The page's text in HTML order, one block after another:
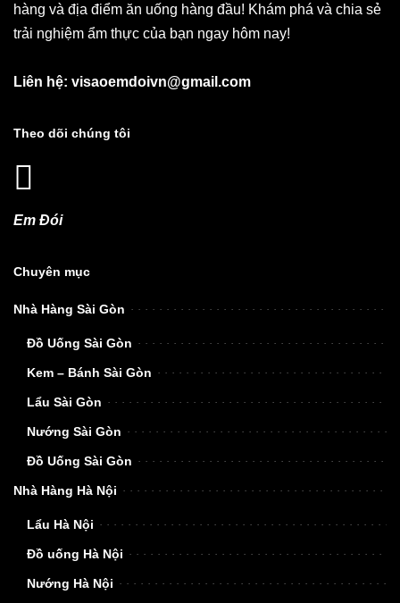
hàng và địa điểm ăn uống hàng đầu! Khám phá và chia sẻ
trải nghiệm ẩm thực của bạn ngay hôm nay!
Liên hệ: visaoemdoivn@gmail.com
Theo dõi chúng tôi
Em Đói
Chuyên mục
Nhà Hàng Sài Gòn
Đồ Uống Sài Gòn
Kem – Bánh Sài Gòn
Lẩu Sài Gòn
Nướng Sài Gòn
Đồ Uống Sài Gòn
Nhà Hàng Hà Nội
Lẩu Hà Nội
Đồ uống Hà Nội
Nướng Hà Nội